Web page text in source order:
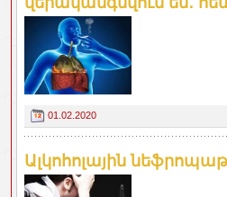
01.02.2020
Ալկոհոլային